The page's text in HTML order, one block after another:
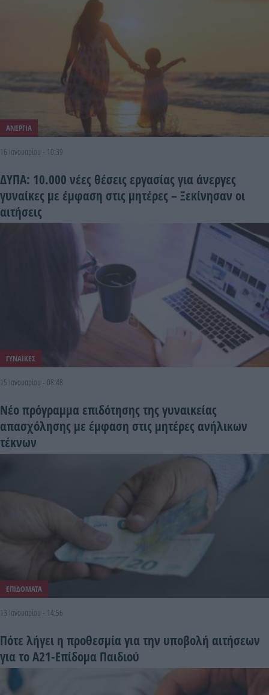
ΑΝΕΡΓΙΑ
16 Ιανουαρίου - 10:39
ΔΥΠΑ: 10.000 νέες θέσεις εργασίας για άνεργες
γυναίκες με έμφαση στις μητέρες – Ξεκίνησαν οι
αιτήσεις
ΓΥΝΑΙΚΕΣ
15 Ιανουαρίου - 08:48
Νέο πρόγραμμα επιδότησης της γυναικείας
απασχόλησης με έμφαση στις μητέρες ανήλικων
τέκνων
ΕΠΙΔΟΜΑΤΑ
13 Ιανουαρίου - 14:56
Πότε λήγει η προθεσμία για την υποβολή αιτήσεων
για το Α21-Επίδομα Παιδιού